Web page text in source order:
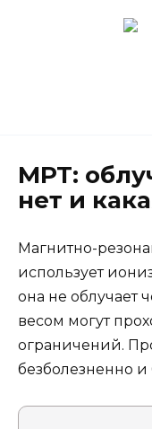
МРТ:
нет и
Магнитно-
использует
она не облучает
весом могут
ограничений.
безболезненно и